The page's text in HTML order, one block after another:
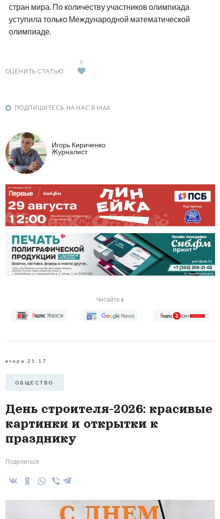
стран мира. По количеству участников олимпиада
уступила только Международной математической
олимпиаде.
ОЦЕНИТЬ СТАТЬЮ
0
ПОДПИШИТЕСЬ НА НАС В MAX
Игорь Кириченко
Журналист
Читайте в
вчера 21:17
ОБЩЕСТВО
День строителя-2026: красивые
картинки и открытки к
празднику
Поделиться